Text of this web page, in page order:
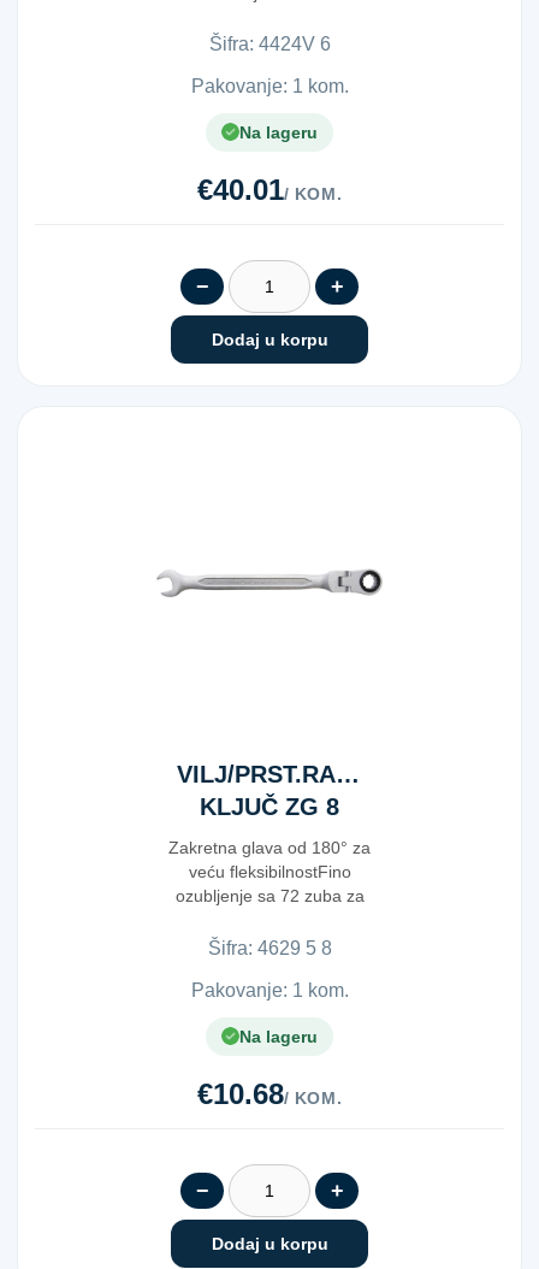
Šifra: 4​4​2​4​V​ ​6​
Pakovanje: 1 kom.
Na lageru
€40.01/ KOM.
− +
Dodaj u korpu
VILJ/PRST.RAČNI
KLJUČ ZG 8
Zakretna glava od 180° za
veću fleksibilnostFino
ozubljenje sa 72 zuba za
Šifra: 4​6​2​9​ ​5​ ​8​
Pakovanje: 1 kom.
Na lageru
€10.68/ KOM.
− +
Dodaj u korpu